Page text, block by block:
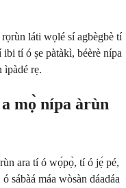
láti wọlé sí agbègbè tí
tí ó ṣe pàtàkì, béèrè nípa
ìpàdé rẹ.
mọ̀ nípa àrùn
ara tí ó wọ́pọ̀, tí ó jẹ́ pé,
sábàá máa wòsàn dáadáa